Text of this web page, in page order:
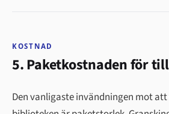
KOSTNAD
5. Paketkostnaden för
Den vanligaste invändningen mot